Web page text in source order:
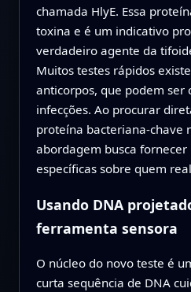
chamada HlyE. Essa
toxina e é um indicativo
verdadeiro agente da
Muitos testes rápidos
anticorpos, que podem ser
infecções. Ao procurar
proteína bacteriana-chave
abordagem busca fornecer
específicas sobre quem
Usando DNA
ferramenta sensora
O núcleo do novo teste é
curta sequência de DNA